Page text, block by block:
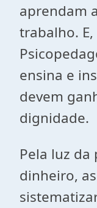
aprendam
trabalho.
ensina e
devem
dignidade.
Pela luz
dinheiro,